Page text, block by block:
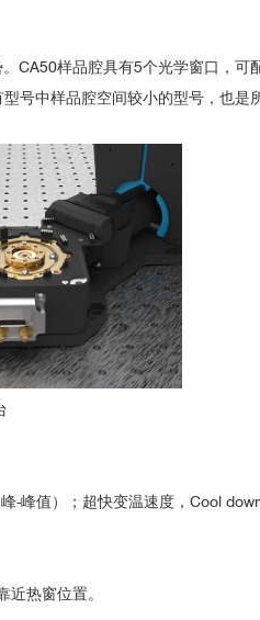
CA50样品腔具有5个光学窗口，可
号中样品腔空间较小的型号，也是
-峰值）；超快变温速度，Cool
热窗位置。
to surface plasmon polaritons
Edge Luminescence in Monolayer
Boron Nitride.
Breaking
in coherent spectroscopy on bulk
Heterostructures